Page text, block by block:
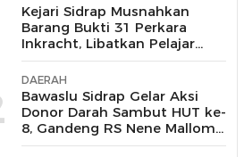
Kejari Sidrap Musnahkan
Barang Bukti 31 Perkara
Inkracht, Libatkan Pelajar
untuk Edukasi Bahaya
Narkoba
DAERAH
Bawaslu Sidrap Gelar Aksi
Donor Darah Sambut HUT ke-
8, Gandeng RS Nene Mallomo
dan Polres